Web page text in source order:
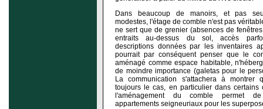
Dans beaucoup de manoirs, et pas
modestes, l'étage de comble n'est pas
ne sert que de grenier (absences de
entraits au-dessus du sol, accès
descriptions données par les inventaires
pourrait par conséquent penser que le
aménagé comme espace habitable,
de moindre importance (galetas pour le
La communication s'attachera à montrer
toujours le cas, en particulier dans certains
l'aménagement du comble permet
appartements seigneuriaux pour les